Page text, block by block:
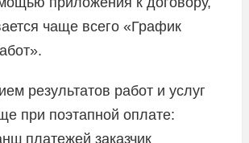
чаще всего «График
результатов работ и услуг
при поэтапной оплате:
платежей заказчик